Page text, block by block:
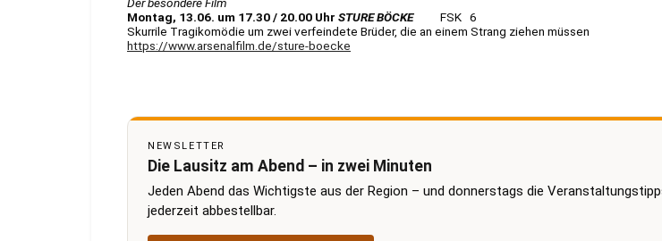
Montag, 13.06. um 17.30 / 20.00 Uhr STURE BÖCKEFSK 6
Skurrile Tragikomödie um zwei verfeindete Brüder, die an einem Strang ziehen müssen
https://www.arsenalfilm.de/sture-boecke
NEWSLETTER
Die Lausitz am Abend – in zwei Minuten
Jeden Abend das Wichtigste aus der Region – und donnerstags die
jederzeit abbestellbar.